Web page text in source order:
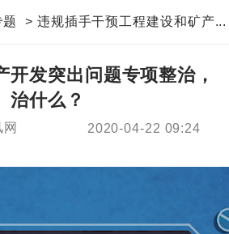
题 > 违规插手干预工程建设和矿产...
开发突出问题专项整治，
治什么？
2020-04-22 09:24